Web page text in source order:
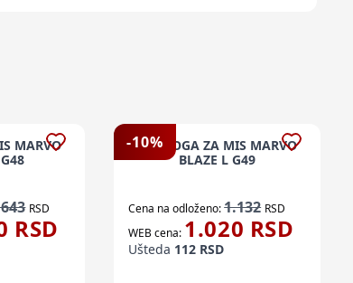
MARVO
RSD
RSD
-10%
PODLOGA ZA MIS MARVO
BLAZE L G49
Cena na odloženo:1.132 RSD
WEB cena: 1.020 RSD
Ušteda 112 RSD